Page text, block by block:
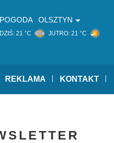
POGODA OLSZTYN
DZIŚ: 21 °C JUTRO: 21 °C
REKLAMA KONTAKT